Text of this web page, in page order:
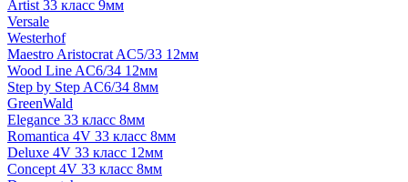
Artist 33 класс 9мм
Versale
Westerhof
Maestro Aristocrat AC5/33 12мм
Wood Line AC6/34 12мм
Step by Step AC6/34 8мм
GreenWald
Elegance 33 класс 8мм
Romantica 4V 33 класс 8мм
Deluxe 4V 33 класс 12мм
Concept 4V 33 класс 8мм